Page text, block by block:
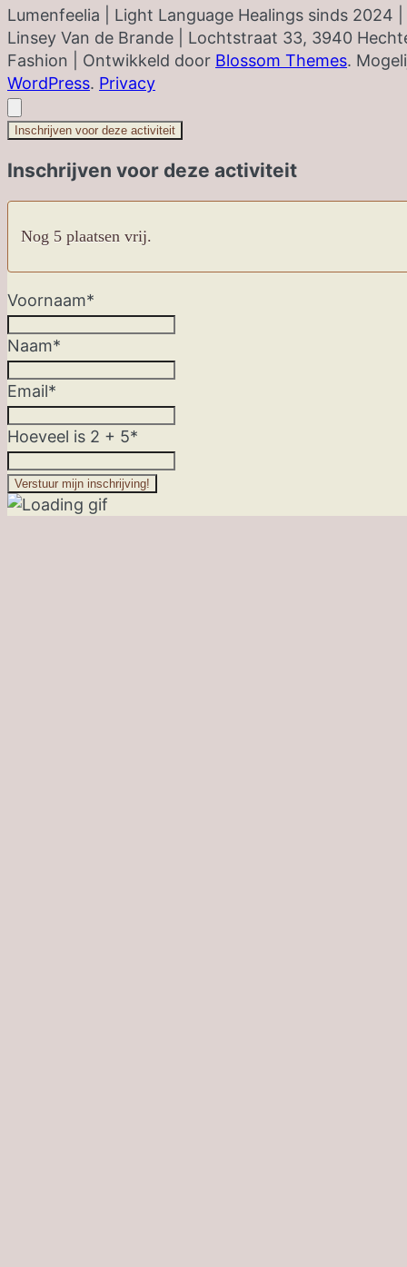
Lumenfeelia | Light Language Healings sinds 2024
Linsey Van de Brande | Lochtstraat 33, 3940
Fashion | Ontwikkeld door Blossom Themes.
WordPress. Privacy
Inschrijven voor deze activiteit
Inschrijven voor deze activiteit
Nog 5 plaatsen vrij.
Voornaam*
Naam*
Email*
Hoeveel is 2 + 5*